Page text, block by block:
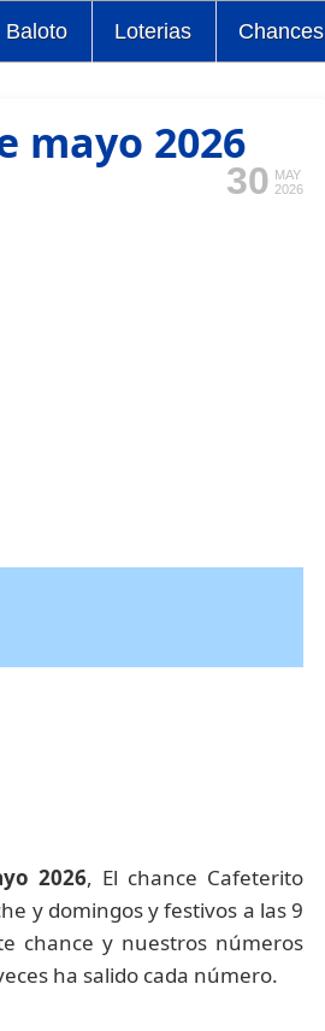
Baloto Loterias Chances
mayo 2026
30 MAY
2026
2026, El chance Cafeterito
y domingos y festivos a las 9
chance y nuestros números
ha salido cada número.